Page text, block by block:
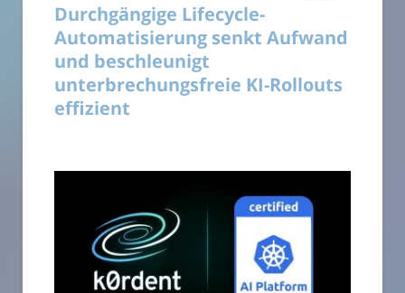
Durchgängige Lifecycle-
Automatisierung senkt Aufwand
und beschleunigt
unterbrechungsfreie KI-Rollouts
effizient